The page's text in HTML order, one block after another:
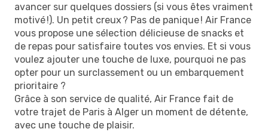
avancer sur quelques dossiers (si vous êtes vraiment
motivé !). Un petit creux ? Pas de panique ! Air France
vous propose une sélection délicieuse de snacks et
de repas pour satisfaire toutes vos envies. Et si vous
voulez ajouter une touche de luxe, pourquoi ne pas
opter pour un surclassement ou un embarquement
prioritaire ?
Grâce à son service de qualité, Air France fait de
votre trajet de Paris à Alger un moment de détente,
avec une touche de plaisir.